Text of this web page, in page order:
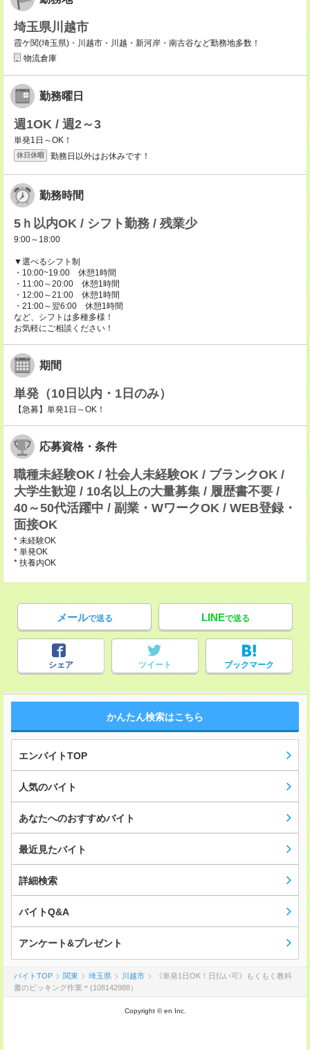
埼玉県川越市
霞ケ関(埼玉県)・川越市・川越・新河岸・南古谷など勤務地多数！
物流倉庫
勤務曜日
週1OK / 週2～3
単発1日～OK！
休日休暇 勤務日以外はお休みです！
勤務時間
5ｈ以内OK / シフト勤務 / 残業少
9:00～18:00
▼選べるシフト制
・10:00~19:00 休憩1時間
・11:00～20:00 休憩1時間
・12:00～21:00 休憩1時間
・21:00～翌6:00 休憩1時間
など、シフトは多種多様！
お気軽にご相談ください！
期間
単発（10日以内・1日のみ）
【急募】単発1日～OK！
応募資格・条件
職種未経験OK / 社会人未経験OK / ブランクOK /
大学生歓迎 / 10名以上の大量募集 / 履歴書不要 /
40～50代活躍中 / 副業・WワークOK / WEB登録・
面接OK
* 未経験OK
* 単発OK
* 扶養内OK
メールで送る LINEで送る
シェア ツイート ブックマーク
かんたん検索はこちら
エンバイトTOP
人気のバイト
あなたへのおすすめバイト
最近見たバイト
詳細検索
バイトQ&A
アンケート&プレゼント
バイトTOP 関東 埼玉県 川越市
《単発1日OK！日払い可》もくもく教科
書のピッキング作業＊(108142988）
Copyright © en Inc.